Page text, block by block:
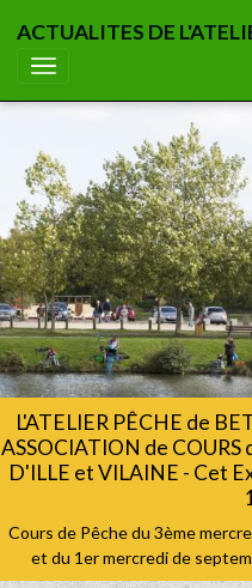
ACTUALITES DE
L'ATELIER PÊCHE de
ASSOCIATION de
D'ILLE et VILAINE - Cet
Cours de Pêche du 3ème
et du 1er mercredi de